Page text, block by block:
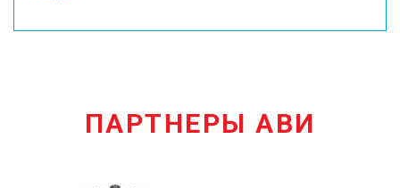
ПАРТНЕРЫ АВИ